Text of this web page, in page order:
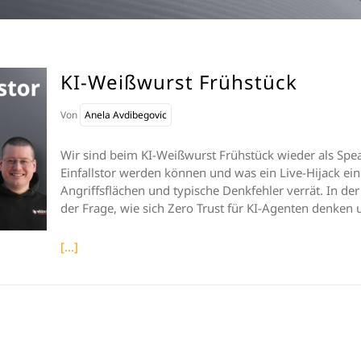
KI-Weißwurst Frühstück
Von Anela Avdibegovic
Wir sind beim KI-Weißwurst Frühstück wieder als
Einfallstor werden können und was ein Live-Hijack
Angriffsflächen und typische Denkfehler verrät. In
der Frage, wie sich Zero Trust für KI-Agenten denken
[...]